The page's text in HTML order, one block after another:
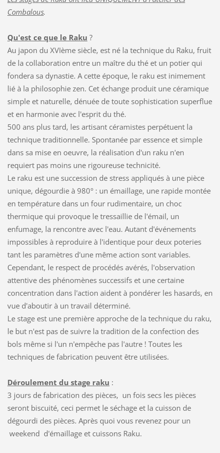
Combalous.
Qu'est ce que le Raku ?
Au japon du XVIème siècle, est né la technique du Raku, fruit
de la collaboration entre un maître du thé et un potier qui
fondera sa dynastie. A cette époque, le raku est inimement
lié à la philosophie zen. Cet échange produit une céramique
simple et naturelle, dénuée de toute sophistication superflue
et en harmonie avec l'esprit du thé.
500 ans plus tard, les artisant céramistes perpétuent la
technique traditionnelle. Spontanée par essence et simple
dans sa mise en oeuvre, la réalisation d'un raku n'en
requiert pas moins une rigoureuse technicité.
Le raku est une succession de stress appliqués à une pièce
unique, dégourdie à 980° : un émaillage, une rapide montée
en température dans un four rudimentaire, un choc
thermique qui provoque le tressaillie de l'émail, un
enfumage, la rencontre avec l'eau. Autant d'événements
impossibles à reproduire à l'identique pour deux poteries
tant les paramètres d'une même action sont variables.
Cependant, le respect de procédés avérés, l'observation
attentive des phénomènes successifs et une certaine
concentration dans l'action aident à pondérer les hasards, en
vue d'aboutir à un travail déterminé.
Le stage est une première approche de la technique du raku,
le but n'est pas de suivre la tradition de la confection des
bols même si l'un n'empêche pas l'autre ! Toutes les
techniques de fabrication peuvent être utilisées.
Déroulement du stage raku :
3 jours de fabrication des pièces, un fois secs les pièces
seront biscuité, ceci permet le séchage et la cuisson de
dégourdi des pièces. Après quoi vous revenez pour un
weekend d'émaillage et cuissons Raku.